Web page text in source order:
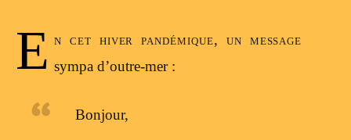
E n cet hiver pandémique, un message
sympa d’outre-mer :
Bonjour,